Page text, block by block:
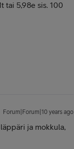
tai 5,98e sis. 100
Forum|Forum|10 years ago
ja mokkula,